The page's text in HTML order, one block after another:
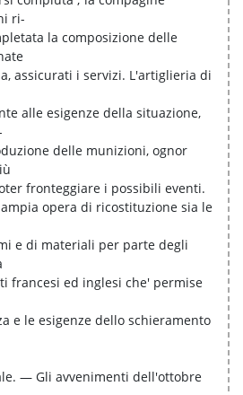
ri-
la composizione delle
assicurati i servizi. L'artiglieria di
alle esigenze della situazione,
delle munizioni, ognor
fronteggiare i possibili eventi.
opera di ricostituzione sia le
e di materiali per parte degli
francesi ed inglesi che' permise
e le esigenze dello schieramento
— Gli avvenimenti dell'ottobre